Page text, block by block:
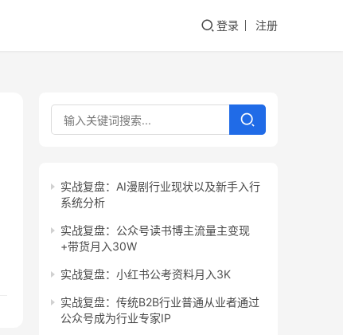
登录 注册
实战复盘：AI漫剧行业现状以及新手入行
系统分析
实战复盘：公众号读书博主流量主变现
+带货月入30W
实战复盘：小红书公考资料月入3K
实战复盘：传统B2B行业普通从业者通过
公众号成为行业专家IP